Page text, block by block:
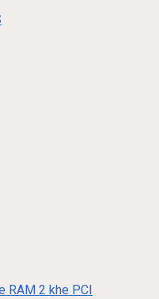
RAM 2 khe PCI